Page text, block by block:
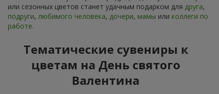
или сезонных цветов станет удачным подарком для друга,
подруги, любимого человека, дочери, мамы или коллеги по
работе.
Тематические сувениры к
цветам на День святого
Валентина